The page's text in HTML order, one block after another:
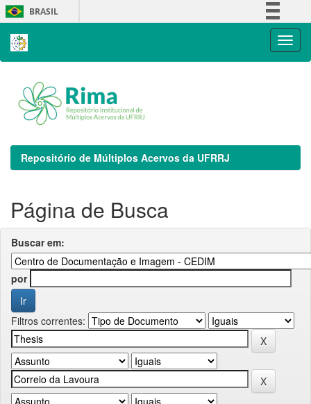
Skip
navigation
BRASIL
Repositório de Múltiplos Acervos da UFRRJ
Página de Busca
Buscar em:
por
Filtros correntes: